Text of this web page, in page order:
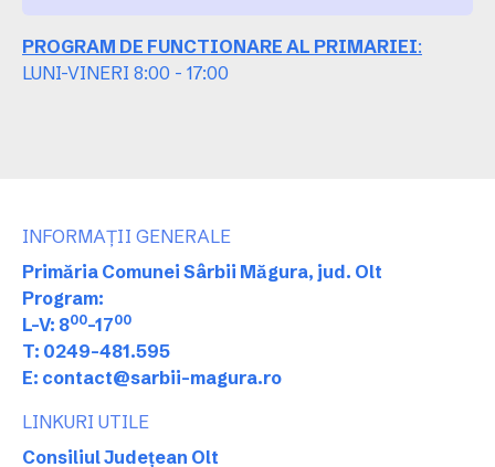
PROGRAM DE FUNCTIONARE AL PRIMARIEI:
LUNI-VINERI 8:00 - 17:00
INFORMAȚII GENERALE
Primăria Comunei Sârbii Măgura, jud. Olt
Program:
L-V: 800-1700
T: 0249-481.595
E: contact@sarbii-magura.ro
LINKURI UTILE
Consiliul Județean Olt